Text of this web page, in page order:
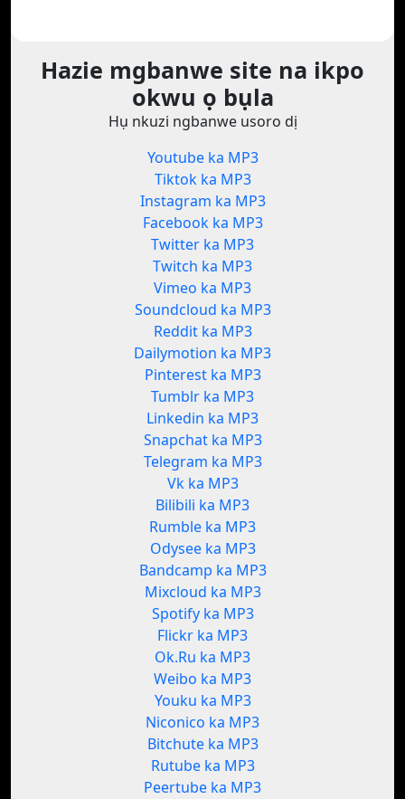
Hazie mgbanwe site na ikpo
okwu ọ bụla
Hụ nkuzi ngbanwe usoro dị
Youtube ka MP3
Tiktok ka MP3
Instagram ka MP3
Facebook ka MP3
Twitter ka MP3
Twitch ka MP3
Vimeo ka MP3
Soundcloud ka MP3
Reddit ka MP3
Dailymotion ka MP3
Pinterest ka MP3
Tumblr ka MP3
Linkedin ka MP3
Snapchat ka MP3
Telegram ka MP3
Vk ka MP3
Bilibili ka MP3
Rumble ka MP3
Odysee ka MP3
Bandcamp ka MP3
Mixcloud ka MP3
Spotify ka MP3
Flickr ka MP3
Ok.Ru ka MP3
Weibo ka MP3
Youku ka MP3
Niconico ka MP3
Bitchute ka MP3
Rutube ka MP3
Peertube ka MP3